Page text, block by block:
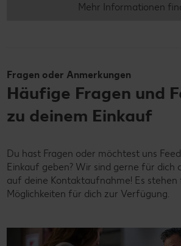
Mehr Informationen
Fragen oder Anmerkungen
Häufige Fragen und
zu deinem Einkauf
Du hast Fragen oder möchtest uns
Einkauf geben? Wir sind gerne für dich
auf deine Kontaktaufnahme! Es stehen
Möglichkeiten für dich zur Verfügung.